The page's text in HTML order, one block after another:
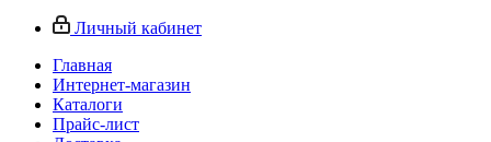
Личный кабинет
Главная
Интернет-магазин
Каталоги
Прайс-лист